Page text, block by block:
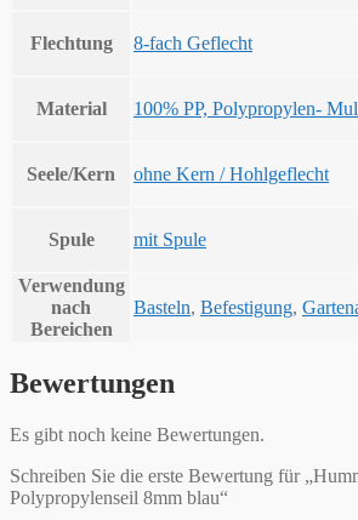
Flechtung 8-fach Geflecht
Material 100% PP, Polypropylen-
Seele/Kern ohne Kern / Hohlgeflecht
Spule mit Spule
Verwendung
nach
Bereichen
Basteln, Befestigung,
Bewertungen
Es gibt noch keine Bewertungen.
Schreiben Sie die erste Bewertung für
Polypropylenseil 8mm blau“